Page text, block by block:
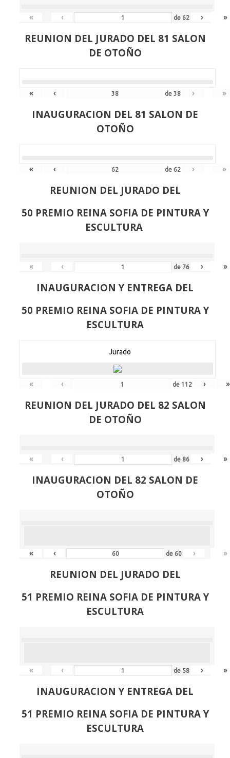
« ‹ de 62 › »
REUNION DEL JURADO DEL 81 SALON
DE OTOÑO
« ‹ de38 › »
INAUGURACION DEL 81 SALON DE
OTOÑO
« ‹ de 62 › »
REUNION DEL JURADO DEL
50 PREMIO REINA SOFIA DE PINTURA Y
ESCULTURA
« ‹ de 76 › »
INAUGURACION Y ENTREGA DEL
50 PREMIO REINA SOFIA DE PINTURA Y
ESCULTURA
Jurado
« ‹ de112 › »
REUNION DEL JURADO DEL 82 SALON
DE OTOÑO
« ‹ de 86 › »
INAUGURACION DEL 82 SALON DE
OTOÑO
« ‹ de 60 › »
REUNION DEL JURADO DEL
51 PREMIO REINA SOFIA DE PINTURA Y
ESCULTURA
« ‹ de 58 › »
INAUGURACION Y ENTREGA DEL
51 PREMIO REINA SOFIA DE PINTURA Y
ESCULTURA